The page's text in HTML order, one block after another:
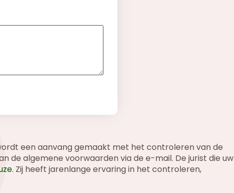
een aanvang gemaakt met het controleren van de
de algemene voorwaarden via de e-mail. De jurist die uw
. Zij heeft jarenlange ervaring in het controleren,